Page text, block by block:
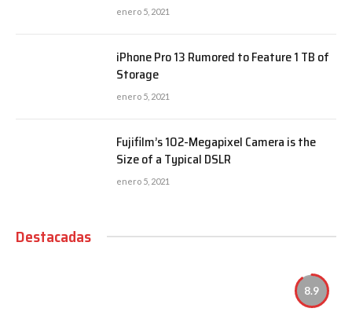
enero 5, 2021
iPhone Pro 13 Rumored to Feature 1 TB of
Storage
enero 5, 2021
Fujifilm’s 102-Megapixel Camera is the
Size of a Typical DSLR
enero 5, 2021
Destacadas
8.9